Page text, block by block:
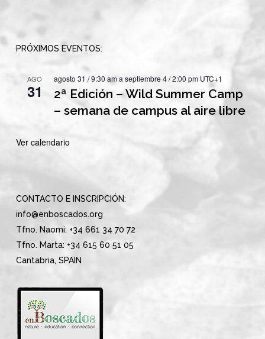
PRÓXIMOS EVENTOS:
AGO
31
agosto 31 / 9:30 ama septiembre 4 / 2:00 pm UTC+1
2ª Edición – Wild Summer Camp
– semana de campus al aire libre
Ver calendario
CONTACTO E INSCRIPCIÓN:
info@enboscados.org
Tfno. Naomi: +34 661 34 70 72
Tfno. Marta: +34 615 60 51 05
Cantabria, SPAIN